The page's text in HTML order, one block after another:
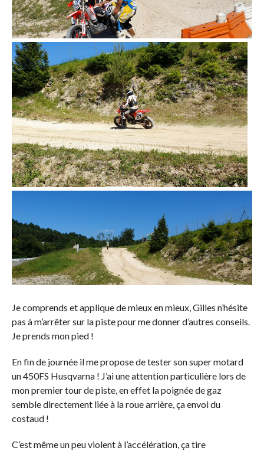
Je comprends et applique de mieux en mieux, Gilles n’hésite
pas à m’arrêter sur la piste pour me donner d’autres conseils.
Je prends mon pied !
En fin de journée il me propose de tester son super motard
un 450FS Husqvarna ! J’ai une attention particulière lors de
mon premier tour de piste, en effet la poignée de gaz
semble directement liée à la roue arrière, ça envoi du
costaud !
C’est même un peu violent à l’accélération, ça tire